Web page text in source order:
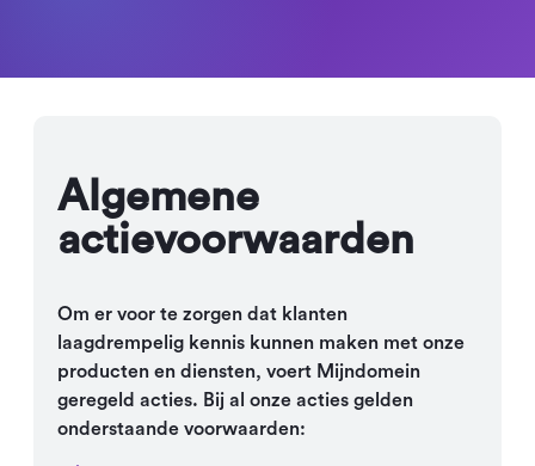
Algemene
actievoorwaarden
Om er voor te zorgen dat klanten
laagdrempelig kennis kunnen maken met onze
producten en diensten, voert Mijndomein
geregeld acties. Bij al onze acties gelden
onderstaande voorwaarden: